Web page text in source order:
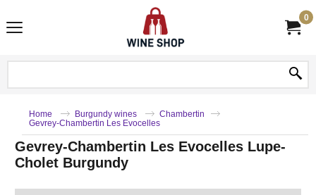
0
Home Burgundy wines
Chambertin
Gevrey-Chambertin Les Evocelles
Gevrey-Chambertin Les Evocelles Lupe-
Cholet Burgundy